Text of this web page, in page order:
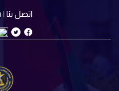
اتصل بنا | English